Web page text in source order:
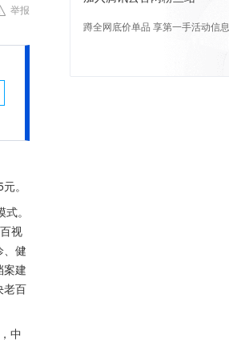
举报
。
。
视
、健
案建
老百
中
蹲全网底价单品 享第一手活动信息